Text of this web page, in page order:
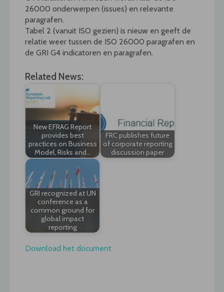
26000 onderwerpen (issues) en relevante
paragrafen.
Tabel 2 (vanuit ISO gezien) is nieuw en geeft de
relatie weer tussen de ISO 26000 paragrafen en
de GRI G4 indicatoren en paragrafen.
Related News:
New EFRAG Report
provides best
practices on Business
Model, Risks and…
FRC publishes future
of corporate reporting
discussion paper
GRI recognized at UN
conference as a
common ground for
global impact
reporting
Download het document